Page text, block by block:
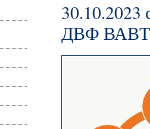
30.10.2023
ДВФ ВАВТ